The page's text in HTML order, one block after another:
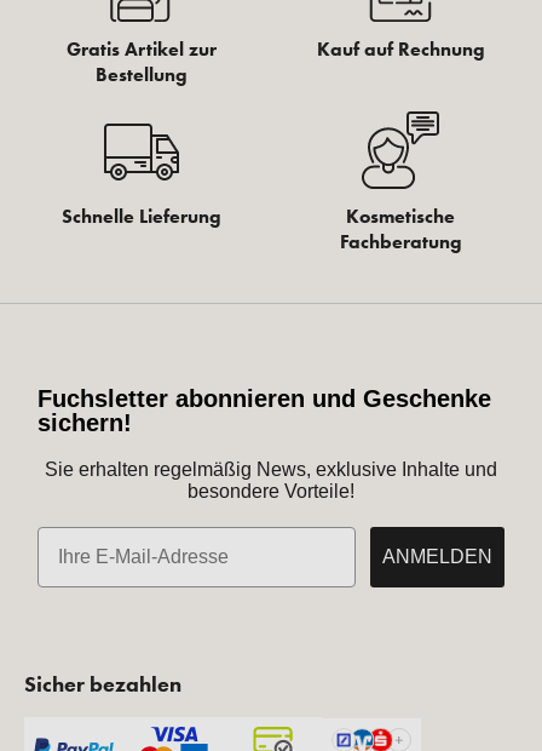
Gratis Artikel zur
Bestellung
Kauf auf Rechnung
Schnelle Lieferung
Kosmetische
Fachberatung
Fuchsletter abonnieren und Geschenke
sichern!
Sie erhalten regelmäßig News, exklusive Inhalte und
besondere Vorteile!
E-Mail
ANMELDEN
Sicher bezahlen